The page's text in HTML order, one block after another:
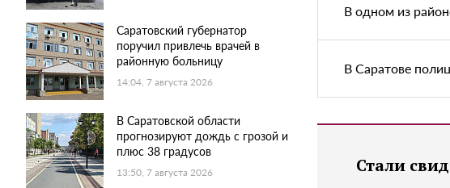
Саратовский губернатор
поручил привлечь врачей в
районную больницу
14:04, 7 августа 2026
В Саратовской области
прогнозируют дождь с грозой и
плюс 38 градусов
13:50, 7 августа 2026
В одном из
В Саратове
Стали